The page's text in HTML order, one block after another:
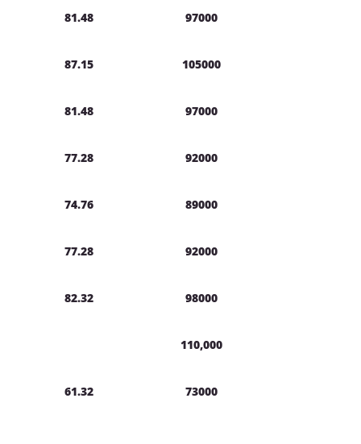
81.48 97000
87.15 105000
81.48 97000
77.28 92000
74.76 89000
77.28 92000
82.32 98000
110,000
61.32 73000